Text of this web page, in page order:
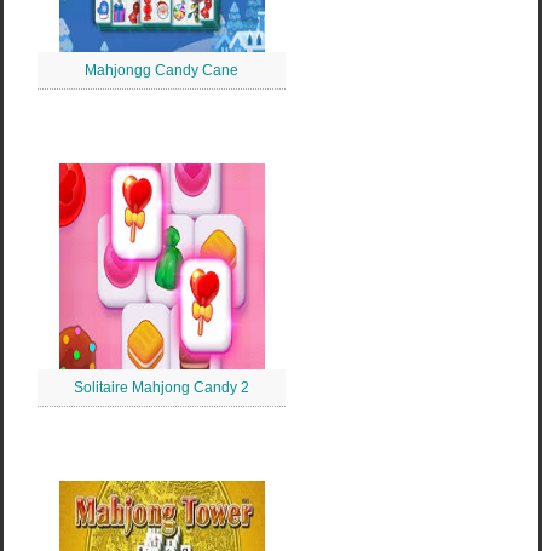
Mahjongg Candy Cane
Solitaire Mahjong Candy 2